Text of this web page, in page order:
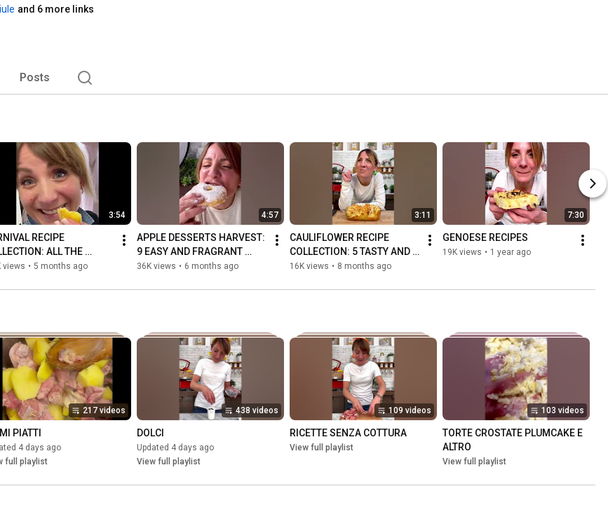
and 6 more links
Posts
3:54
RECIPE
ALL THE
YOU LOVE IN ONE
views • 5 months ago
4:57
APPLE DESSERTS HARVEST:
9 EASY AND FRAGRANT
IDEAS
36K views • 6 months ago
3:11
CAULIFLOWER RECIPE
COLLECTION: 5 TASTY AND
DELICIOUS IDEAS
16K views • 8 months ago
7:30
GENOESE RECIPES
19K views • 1 year ago
217 videos
PIATTI
4 days ago
full playlist
438 videos
DOLCI
Updated 4 days ago
View full playlist
109 videos
RICETTE SENZA COTTURA
View full playlist
103 videos
TORTE CROSTATE PLUMCAKE E
ALTRO
View full playlist